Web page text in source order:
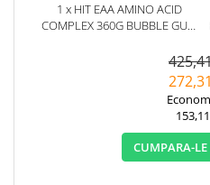
1 x HIT EAA AMINO ACID
COMPLEX 360G BUBBLE GUM
CUMPARA-